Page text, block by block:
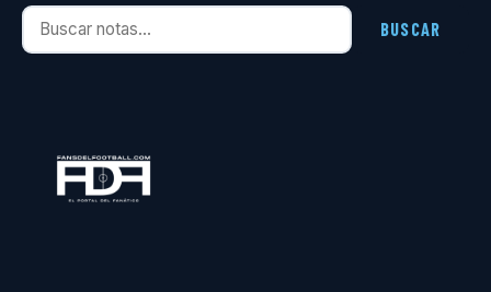
Buscar notas BUSCAR